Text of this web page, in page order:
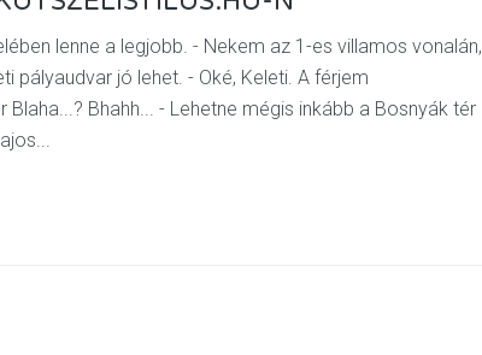
lenne a legjobb. - Nekem az 1-es villamos vonalán,
pályaudvar jó lehet. - Oké, Keleti. A férjem
Bhahh... - Lehetne mégis inkább a Bosnyák tér